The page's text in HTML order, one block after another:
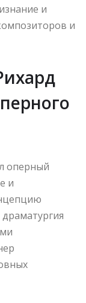
и
и
оперный
и